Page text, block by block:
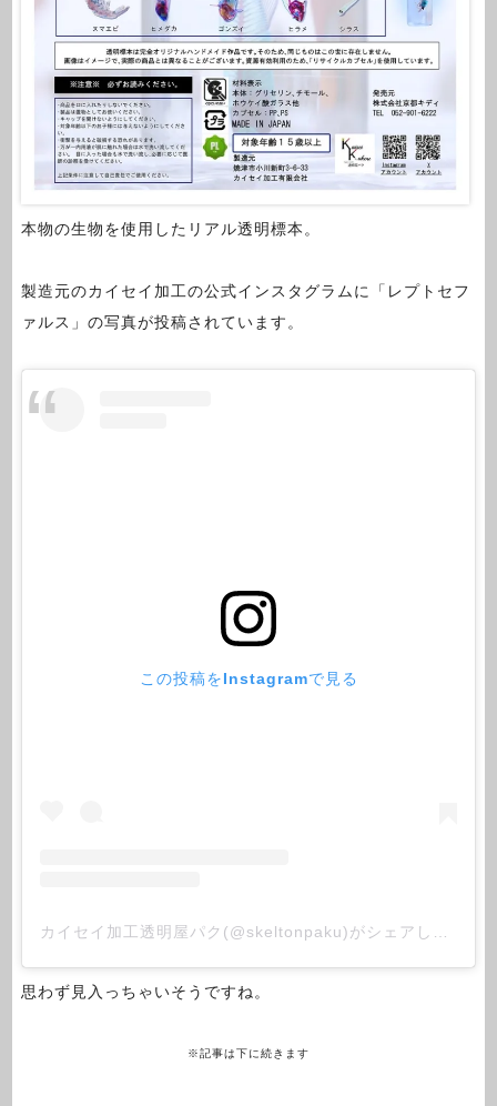
本物の生物を使用したリアル透明標本。
製造元のカイセイ加工の公式インスタグラムに「レプトセフ
ァルス」の写真が投稿されています。
この投稿をInstagramで見る
カイセイ加工透明屋パク(@skeltonpaku)がシェアした投稿
思わず見入っちゃいそうですね。
※記事は下に続きます